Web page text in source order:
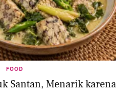
FOOD
Santan, Menarik karena